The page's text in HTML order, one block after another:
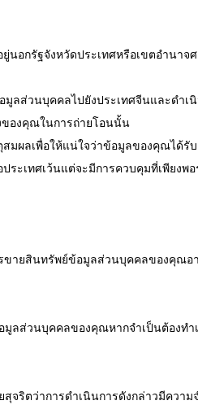
อกรัฐจังหวัดประเทศหรือเขตอำนาจ
มูลส่วนบุคคลไปยังประเทศจีนและดำเ
องคุณในการถ่ายโอนนั้น
มผลเพื่อให้แน่ใจว่าข้อมูลของคุณได้รั
ะเทศเว้นแต่จะมีการควบคุมที่เพียงพ
ขายสินทรัพย์ข้อมูลส่วนบุคคลของคุณอ
มูลส่วนบุคคลของคุณหากจำเป็นต้องท
ริตว่าการดำเนินการดังกล่าวมีความ